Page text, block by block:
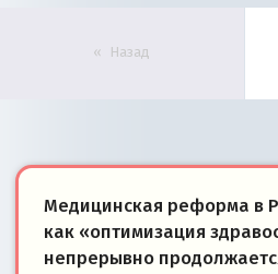
Назад
Медицинская реформа в
как «оптимизация
непрерывно